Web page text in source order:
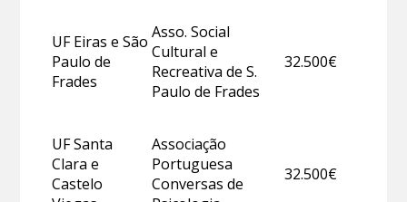
UF Eiras e São
Paulo de
Frades
Asso. Social
Cultural e
Recreativa de S.
Paulo de Frades
32.500€
UF Santa
Clara e
Castelo
Associação
Portuguesa
Conversas de
32.500€